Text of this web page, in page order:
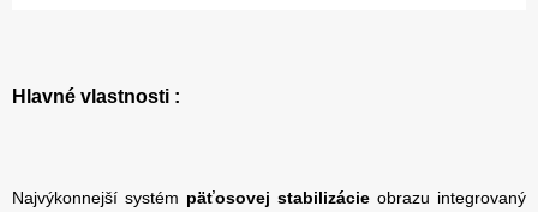
Hlavné vlastnosti :
Najvýkonnejší systém päťosovej stabilizácie obrazu integrovaný